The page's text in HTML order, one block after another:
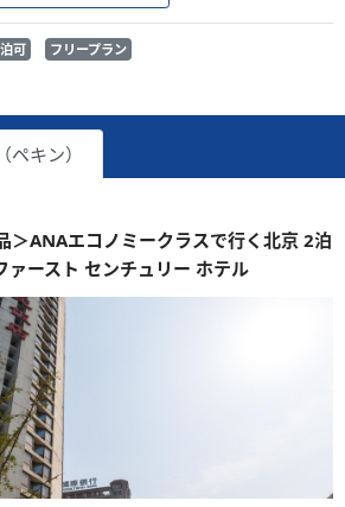
可 フリープラン
キン）
＞ANAエコノミークラスで行く北京 2泊
ァースト センチュリー ホテル